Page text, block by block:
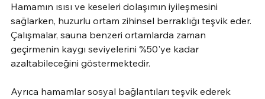
Hamamın ısısı ve keseleri dolaşımın iyileşmesini
sağlarken, huzurlu ortam zihinsel berraklığı teşvik eder.
Çalışmalar, sauna benzeri ortamlarda zaman
geçirmenin kaygı seviyelerini %50'ye kadar
azaltabileceğini göstermektedir.
Ayrıca hamamlar sosyal bağlantıları teşvik ederek